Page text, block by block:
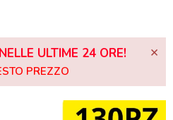
ULTIME 24 ORE!
PREZZO
×